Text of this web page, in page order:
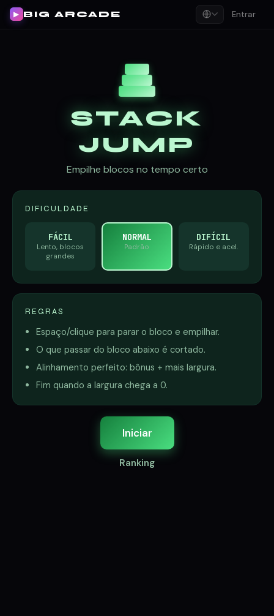
▶ BIG ARCADE Entrar
STACK
JUMP
Empilhe blocos no tempo certo
DIFICULDADE
FÁCIL
Lento, blocos
grandes
NORMAL
Padrão
DIFÍCIL
Rápido e acel.
REGRAS
Espaço/clique para parar o bloco e empilhar.
O que passar do bloco abaixo é cortado.
Alinhamento perfeito: bônus + mais largura.
Fim quando a largura chega a 0.
Iniciar
Ranking